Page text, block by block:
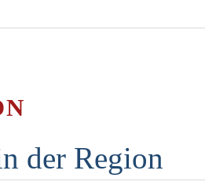
der Region